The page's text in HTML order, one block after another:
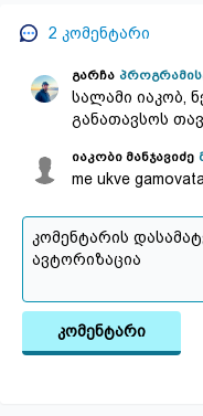
2 კომენტარი
გარჩა
სალამი იაკობ,
განათავსოს
იაკობი მანჯავიძე
me ukve
კომენტარი